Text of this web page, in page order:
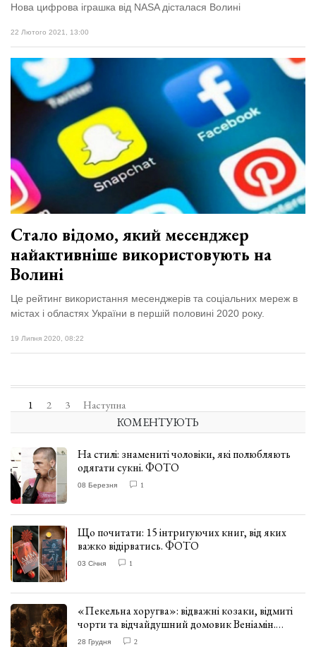
Нова цифрова іграшка від NASA дісталася Волині
22 Лютого 2021, 13:00
Стало відомо, який месенджер
найактивніше використовують на
Волині
Це рейтинг використання месенджерів та соціальних мереж в
містах і областях України в першій половині 2020 року.
19 Липня 2020, 08:22
1 2 3 Наступна
КОМЕНТУЮТЬ
На стилі: знамениті чоловіки, які полюбляють
одягати сукні. ФОТО
08 Березня 1
Що почитати: 15 інтригуючих книг, від яких
важко відірватись. ФОТО
03 Січня 1
«Пекельна хоругва»: відважні козаки, відмиті
чорти та відчайдушний домовик Веніамін.
ВІДГУК
28 Грудня 2